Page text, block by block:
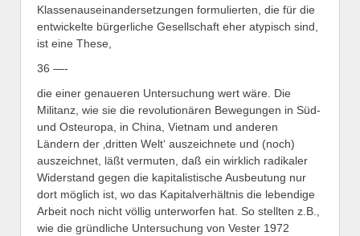
Klassenauseinandersetzungen formulierten, die für die
entwickelte bürgerliche Gesellschaft eher atypisch sind,
ist eine These,
36 —-
die einer genaueren Untersuchung wert wäre. Die
Militanz, wie sie die revolutionären Bewegungen in Süd-
und Osteuropa, in China, Vietnam und anderen
Ländern der ‚dritten Welt‘ auszeichnete und (noch)
auszeichnet, läßt vermuten, daß ein wirklich radikaler
Widerstand gegen die kapitalistische Ausbeutung nur
dort möglich ist, wo das Kapitalverhältnis die lebendige
Arbeit noch nicht völlig unterworfen hat. So stellten z.B.,
wie die gründliche Untersuchung von Vester 1972